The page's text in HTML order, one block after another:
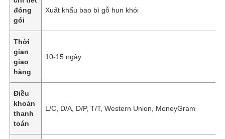
đóng
gói
Xuất khẩu bao bì gỗ hun khói
Thời
gian
giao
hàng
10-15 ngày
Điều
khoản
thanh
toán
L/C, D/A, D/P, T/T, Western Union, MoneyGram